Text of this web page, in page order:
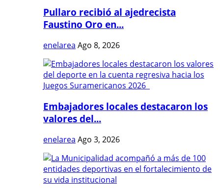
Pullaro recibió al ajedrecista
Faustino Oro en...
enelarea Ago 8, 2026
Embajadores locales destacaron los
valores del...
enelarea Ago 3, 2026